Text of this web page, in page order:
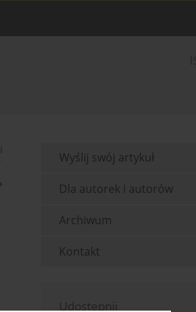
Wyślij swój artykuł
Dla autorek i autorów
Archiwum
Kontakt
Udostępnij